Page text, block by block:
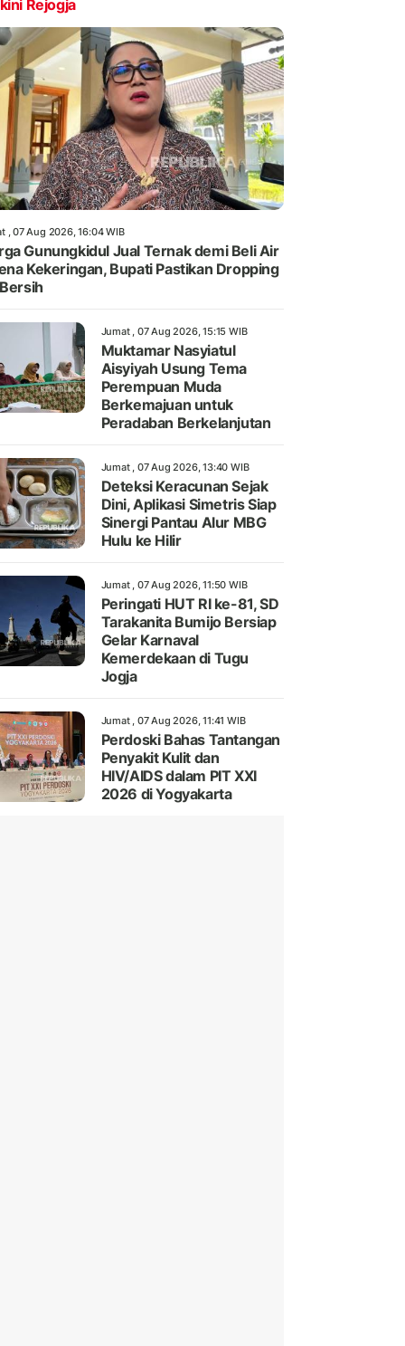
Rejogja
, 07 Aug 2026, 16:04 WIB
Gunungkidul Jual Ternak demi Beli Air
Kekeringan, Bupati Pastikan Dropping
Jumat , 07 Aug 2026, 15:15 WIB
Muktamar Nasyiatul
Aisyiyah Usung Tema
Perempuan Muda
Berkemajuan untuk
Peradaban Berkelanjutan
Jumat , 07 Aug 2026, 13:40 WIB
Deteksi Keracunan Sejak
Dini, Aplikasi Simetris Siap
Sinergi Pantau Alur MBG
Hulu ke Hilir
Jumat , 07 Aug 2026, 11:50 WIB
Peringati HUT RI ke-81, SD
Tarakanita Bumijo Bersiap
Gelar Karnaval
Kemerdekaan di Tugu
Jogja
Jumat , 07 Aug 2026, 11:41 WIB
Perdoski Bahas Tantangan
Penyakit Kulit dan
HIV/AIDS dalam PIT XXI
2026 di Yogyakarta